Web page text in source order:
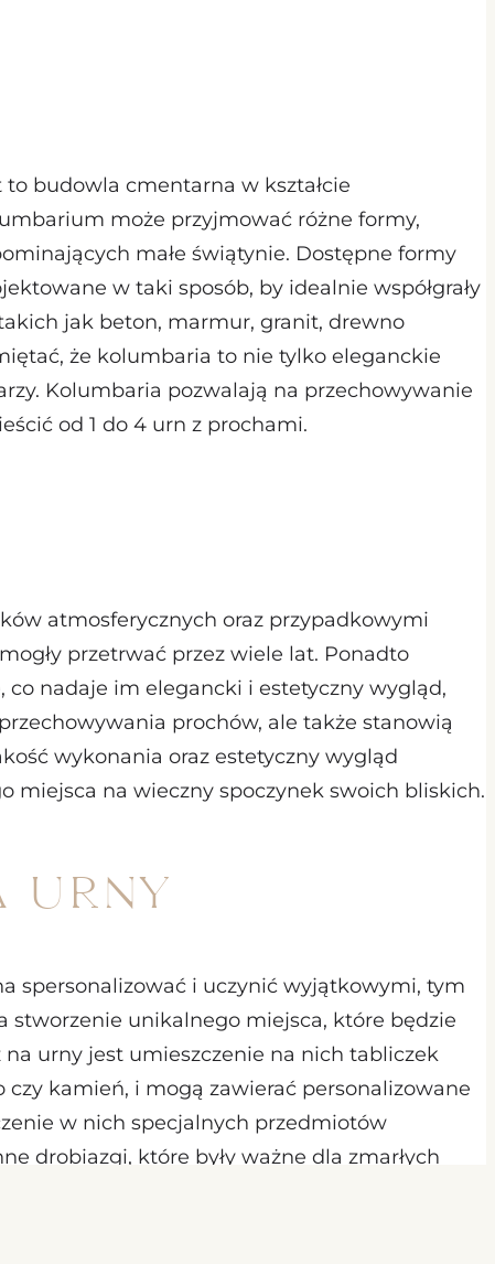
budowla cmentarna w kształcie
może przyjmować różne formy,
małe świątynie. Dostępne formy
w taki sposób, by idealnie współgrały
jak beton, marmur, granit, drewno
że kolumbaria to nie tylko eleganckie
Kolumbaria pozwalają na przechowywanie
od 1 do 4 urn z prochami.
atmosferycznych oraz przypadkowymi
przetrwać przez wiele lat. Ponadto
nadaje im elegancki i estetyczny wygląd,
prochów, ale także stanowią
wykonania oraz estetyczny wygląd
miejsca na wieczny spoczynek swoich bliskich.
urny
spersonalizować i uczynić wyjątkowymi, tym
stworzenie unikalnego miejsca, które będzie
na urny jest umieszczenie na nich tabliczek
kamień, i mogą zawierać personalizowane
w nich specjalnych przedmiotów
drobiazgi, które były ważne dla zmarłych